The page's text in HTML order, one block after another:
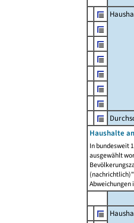
Haushalte
In bundesweit
ausgewählt
Abweichungen